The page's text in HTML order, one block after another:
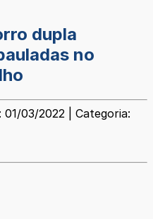
dupla
no
03/2022 | Categoria: